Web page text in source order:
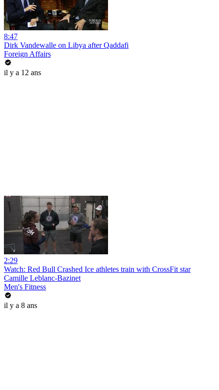
8:47
Dirk Vandewalle on Libya after Qaddafi
Foreign Affairs
il y a 12 ans
2:29
Watch: Red Bull Crashed Ice athletes train with CrossFit star
Camille Leblanc-Bazinet
Men's Fitness
il y a 8 ans